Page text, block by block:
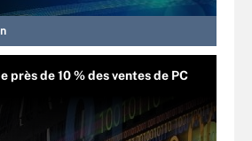
près de 10 % des ventes de PC